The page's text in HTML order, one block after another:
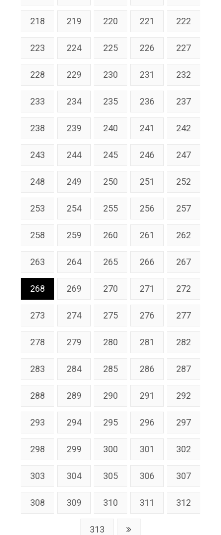
218 219 220 221 222
223 224 225 226 227
228 229 230 231 232
233 234 235 236 237
238 239 240 241 242
243 244 245 246 247
248 249 250 251 252
253 254 255 256 257
258 259 260 261 262
263 264 265 266 267
268 269 270 271 272
273 274 275 276 277
278 279 280 281 282
283 284 285 286 287
288 289 290 291 292
293 294 295 296 297
298 299 300 301 302
303 304 305 306 307
308 309 310 311 312
313